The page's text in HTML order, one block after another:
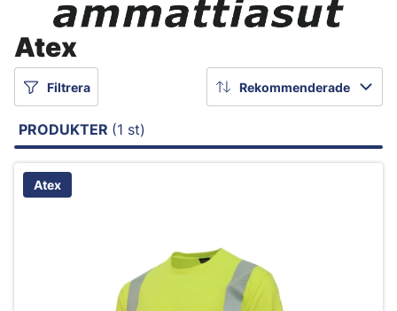
Atex
Filtrera Rekommenderade
PRODUKTER (1 st)
Atex